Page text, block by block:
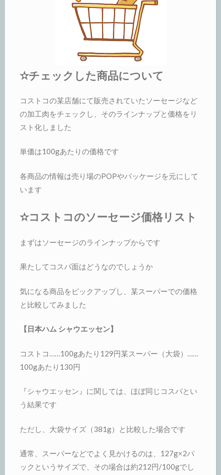
✫チェックした商品について
コストコの某店舗にて販売されていたソーセージなど
の加工肉をチェックし、そのラインナップと価格をリ
スト化しました
単価は100gあたりの価格です
各商品の情報は売り場のPOPやパッケージを元にして
います
✫コストコのソーセージ価格リスト
まずはソーセージのラインナップからです
果たしてコスパ面はどうなのでしょうか
気になる商品をピックアップし、某スーパーでの価格
と比較してみました
【日本ハム シャウエッセン】
コストコ……100gあたり129円某スーパー（大袋）……
100gあたり130円
『シャウエッセン』に関しては、ほぼ同じコスパとい
う結果です
ただし、大袋サイズ（381g）と比較した場合です
通常、スーパーなどでよく見かけるのは、127g×2パ
ックというサイズで、その場合は約212円/100gでし